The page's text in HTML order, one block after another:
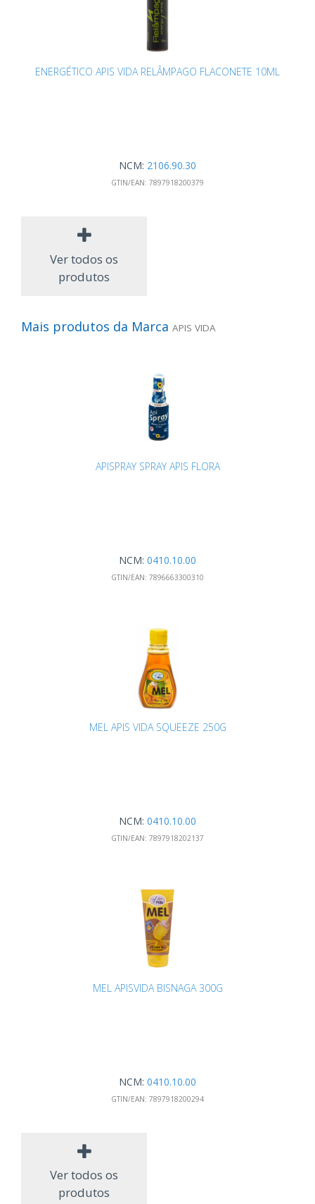
ENERGÉTICO APIS VIDA RELÂMPAGO FLACONETE 10ML
NCM: 2106.90.30
GTIN/EAN: 7897918200379
Ver todos os
produtos
Mais produtos da Marca APIS VIDA
APISPRAY SPRAY APIS FLORA
NCM: 0410.10.00
GTIN/EAN: 7896663300310
MEL APIS VIDA SQUEEZE 250G
NCM: 0410.10.00
GTIN/EAN: 7897918202137
MEL APISVIDA BISNAGA 300G
NCM: 0410.10.00
GTIN/EAN: 7897918200294
Ver todos os
produtos